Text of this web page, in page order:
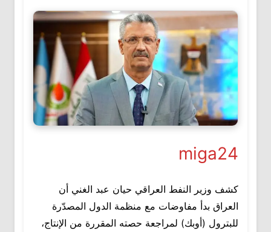
miga24
كشف وزير النفط العراقي حيان عبد الغني أن
العراق بدأ مفاوضات مع منظمة الدول المصدّرة
للبترول (أوبك) لمراجعة حصته المقررة من الإنتاج،